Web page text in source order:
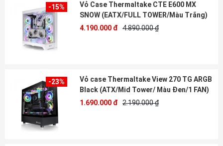
-15%
Vỏ Case Thermaltake CTE E600 MX
SNOW (EATX/FULL TOWER/Màu Trắng)
4.190.000 đ
4.890.000 ₫
-23%
Vỏ case Thermaltake View 270 TG ARGB
Black (ATX/Mid Tower/ Màu Đen/1 FAN)
1.690.000 đ
2.190.000 ₫